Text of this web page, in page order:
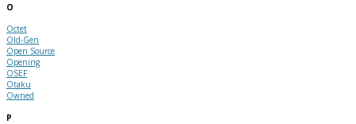
O
Octet
Old-Gen
Open Source
Opening
OSEF
Otaku
Owned
P